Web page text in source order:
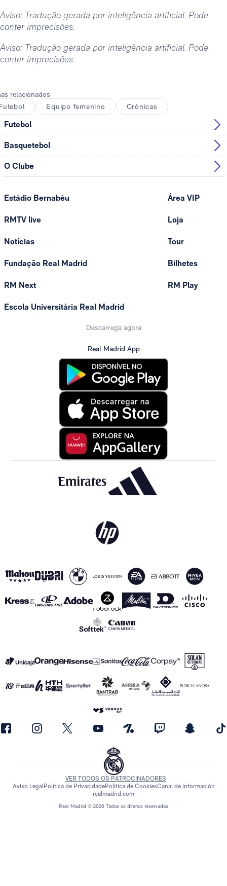
Aviso: Tradução gerada por inteligência artificial. Pode
conter imprecisões.
Aviso: Tradução gerada por inteligência artificial. Pode
conter imprecisões.
relacionados
Equipo femenino Crónicas
Futebol
Basquetebol
O Clube
Estádio Bernabéu
RMTV live
Notícias
Fundação Real Madrid
RM Next
Escola Universitária Real Madrid
Área VIP
Loja
Tour
Bilhetes
RM Play
Descarrega agora
Real Madrid App
Real Madrid © 2026 Todos os direitos reservados
VER TODOS OS PATROCINADORES
Aviso LegalPolítica de PrivacidadePolítica de CookiesCanal de información
realmadrid.com